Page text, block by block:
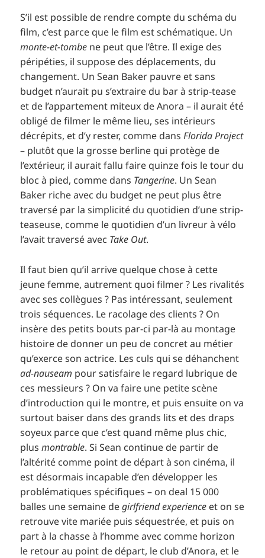
S’il est possible de rendre compte du schéma du
film, c’est parce que le film est schématique. Un
monte-et-tombe ne peut que l’être. Il exige des
péripéties, il suppose des déplacements, du
changement. Un Sean Baker pauvre et sans
budget n’aurait pu s’extraire du bar à strip-tease
et de l’appartement miteux de Anora – il aurait été
obligé de filmer le même lieu, ses intérieurs
décrépits, et d’y rester, comme dansFlorida Project
– plutôt que la grosse berline qui protège de
l’extérieur, il aurait fallu faire quinze fois le tour du
bloc à pied, comme dans Tangerine. Un Sean
Baker riche avec du budget ne peut plus être
traversé par la simplicité du quotidien d’une strip-
teaseuse, comme le quotidien d’un livreur à vélo
l’avait traversé avec Take Out.
Il faut bien qu’il arrive quelque chose à cette
jeune femme, autrement quoi filmer ? Les rivalités
avec ses collègues ? Pas intéressant, seulement
trois séquences. Le racolage des clients ? On
insère des petits bouts par-ci par-là au montage
histoire de donner un peu de concret au métier
qu’exerce son actrice. Les culs qui se déhanchent
ad-nauseam pour satisfaire le regard lubrique de
ces messieurs ? On va faire une petite scène
d’introduction qui le montre, et puis ensuite on va
surtout baiser dans des grands lits et des draps
soyeux parce que c’est quand même plus chic,
plusmontrable. Si Sean continue de partir de
l’altérité comme point de départ à son cinéma, il
est désormais incapable d’en développer les
problématiques spécifiques – on deal 15 000
balles une semaine degirlfriend experience et on se
retrouve vite mariée puis séquestrée, et puis on
part à la chasse à l’homme avec comme horizon
le retour au point de départ, le club d’Anora, et le